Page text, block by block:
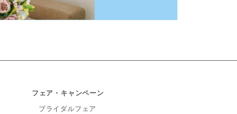
フェア・キャンペーン
ブライダルフェア